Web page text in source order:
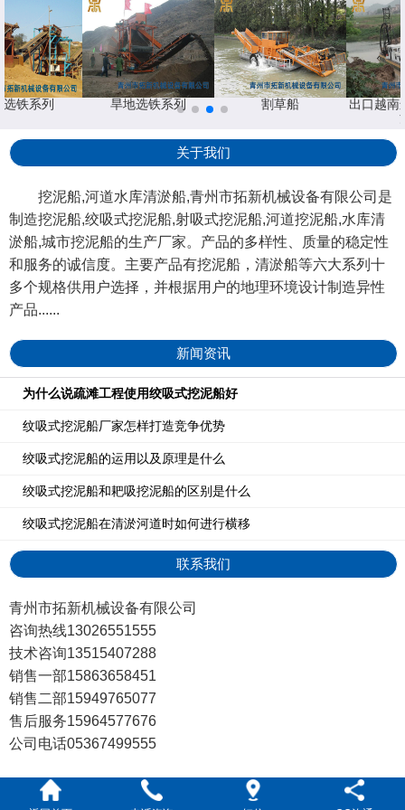
选铁系列 旱地选铁系列 割草船
出口越南
关于我们
挖泥船,河道水库清淤船,青州市拓新机械设备有限公司是
制造挖泥船,绞吸式挖泥船,射吸式挖泥船,河道挖泥船,水库清
淤船,城市挖泥船的生产厂家。产品的多样性、质量的稳定性
和服务的诚信度。主要产品有挖泥船，清淤船等六大系列十
多个规格供用户选择，并根据用户的地理环境设计制造异性
产品......
新闻资讯
为什么说疏滩工程使用绞吸式挖泥船好
纹吸式挖泥船厂家怎样打造竞争优势
绞吸式挖泥船的运用以及原理是什么
绞吸式挖泥船和耙吸挖泥船的区别是什么
绞吸式挖泥船在清淤河道时如何进行横移
联系我们
青州市拓新机械设备有限公司
咨询热线13026551555
技术咨询13515407288
销售一部15863658451
销售二部15949765077
售后服务15964577676
公司电话05367499555